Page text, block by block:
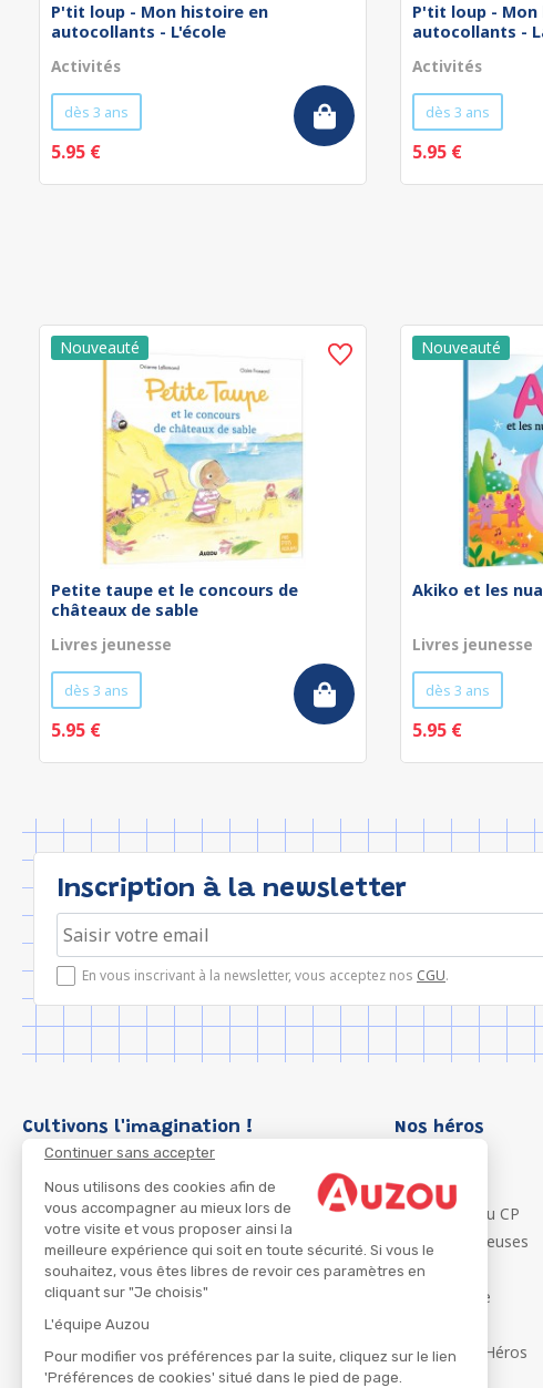
Continuer sans accepter
Nous utilisons des cookies afin de
vous accompagner au mieux lors de
votre visite et vous proposer ainsi la
meilleure expérience qui soit en toute sécurité. Si vous le
souhaitez, vous êtes libres de revoir ces paramètres en
cliquant sur "Je choisis"
L'équipe Auzou
Pour modifier vos préférences par la suite, cliquez sur le lien
'Préférences de cookies' situé dans le pied de page.
P'tit loup - Mon histoire en
autocollants - L'école
Activités
dès 3 ans
5.95 €
P'tit loup -
autocollants -
Activités
dès 3 ans
5.95 €
Petite taupe et le concours de
châteaux de sable
Livres jeunesse
dès 3 ans
5.95 €
Akiko et les
Livres jeunesse
dès 3 ans
5.95 €
Inscription à la newsletter
En vous inscrivant à la newsletter, vous acceptez nos CGU.
Cultivons l'imagination ! Nos héros
P'tit Loup
Les Héros du CP
Les Influenceuses
Migali
Petite Taupe
Ma Boîte à Héros